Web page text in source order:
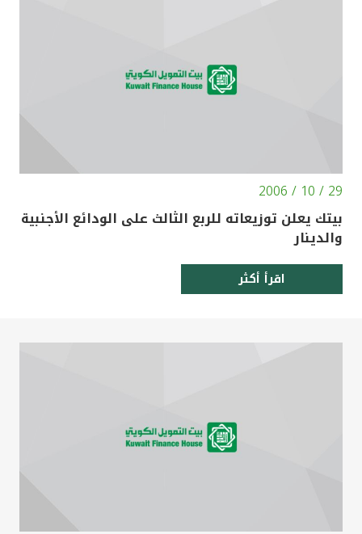
29 / 10 / 2006
بيتك يعلن توزيعاته للربع الثالث على الودائع الأجنبية
والدينار
اقرأ أكثر